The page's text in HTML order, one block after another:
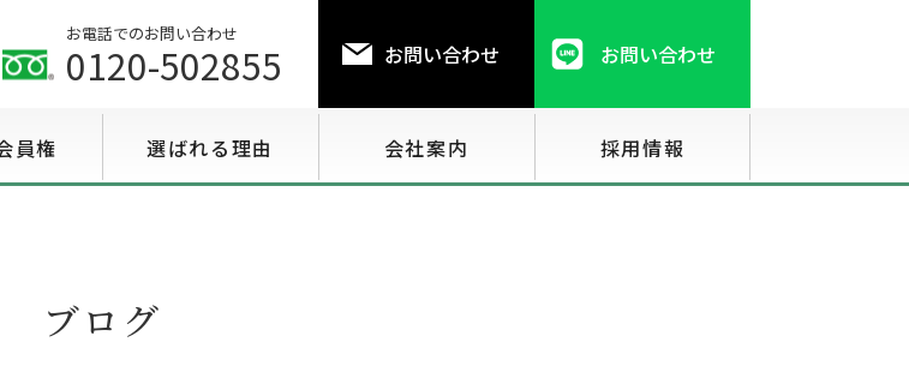
お電話でのお問い合わせ
0120-502855 お問い合わせ お問い合わせ
員権
員権情報
選ばれる理由 会社案内 採用情報
ブログ